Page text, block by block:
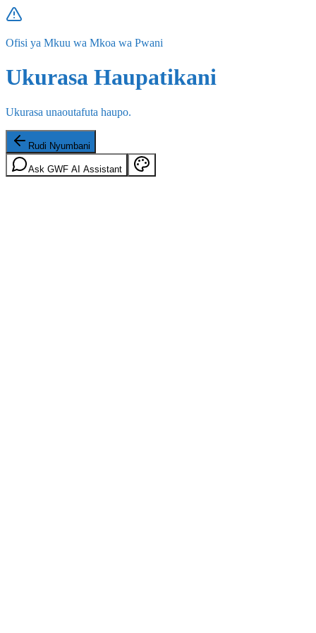
Ofisi ya Mkuu wa Mkoa wa Pwani
Ukurasa Haupatikani
Ukurasa unaoutafuta haupo.
Rudi Nyumbani
Ask GWF AI Assistant